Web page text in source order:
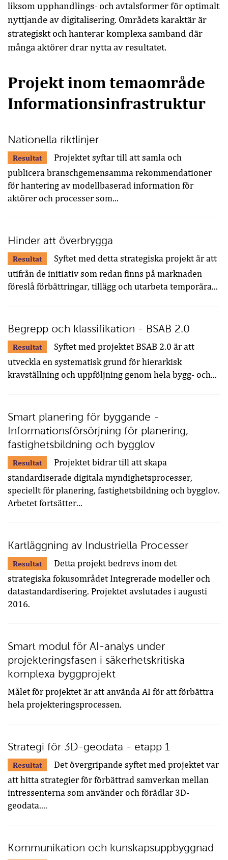
liksom upphandlings- och avtalsformer för optimalt
nyttjande av digitalisering. Områdets karaktär är
strategiskt och hanterar komplexa samband där
många aktörer drar nytta av resultatet.
Projekt inom temaområde
Informationsinfrastruktur
Nationella riktlinjer
Resultat
Projektet syftar till att samla och
publicera branschgemensamma rekommendationer
för hantering av modellbaserad information för
aktörer och processer som...
Hinder att överbrygga
Resultat
Syftet med detta strategiska projekt är att
utifrån de initiativ som redan finns på marknaden
föreslå förbättringar, tillägg och utarbeta temporära...
Begrepp och klassifikation - BSAB 2.0
Resultat
Syftet med projektet BSAB 2.0 är att
utveckla en systematisk grund för hierarkisk
kravställning och uppföljning genom hela bygg- och...
Smart planering för byggande -
Informationsförsörjning för planering,
fastighetsbildning och bygglov
Resultat
Projektet bidrar till att skapa
standardiserade digitala myndighetsprocesser,
speciellt för planering, fastighetsbildning och bygglov.
Arbetet fortsätter...
Kartläggning av Industriella Processer
Resultat
Detta projekt bedrevs inom det
strategiska fokusområdet Integrerade modeller och
datastandardisering. Projektet avslutades i augusti
2016.
Smart modul för AI-analys under
projekteringsfasen i säkerhetskritiska
komplexa byggprojekt
Målet för projektet är att använda AI för att förbättra
hela projekteringsprocessen.
Strategi för 3D-geodata - etapp 1
Resultat
Det övergripande syftet med projektet var
att hitta strategier för förbättrad samverkan mellan
intressenterna som använder och förädlar 3D-
geodata....
Kommunikation och kunskapsuppbyggnad